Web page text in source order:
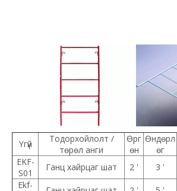
Үгүй
Тодорхойлолт /
төрөл анги
Өрг
өн
Өндөрл
өг
EKF-
S01
Ганц хайрцаг шат 2 ' 3 '
Ekf-